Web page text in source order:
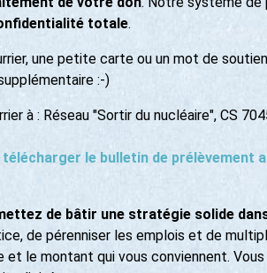
totale.
une petite carte ou un mot de
:-)
à : Réseau "Sortir du nucléaire", CS
télécharger le bulletin de prélèvement
de bâtir une stratégie solide
de pérenniser les emplois et de
et le montant qui vous conviennent.